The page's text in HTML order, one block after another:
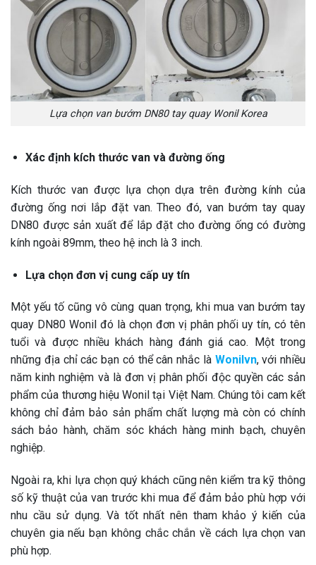
Lựa chọn van bướm DN80 tay quay Wonil Korea
Xác định kích thước van và đường ống
Kích thước van được lựa chọn dựa trên đường kính của
đường ống nơi lắp đặt van. Theo đó, van bướm tay quay
DN80 được sản xuất để lắp đặt cho đường ống có đường
kính ngoài 89mm, theo hệ inch là 3 inch.
Lựa chọn đơn vị cung cấp uy tín
Một yếu tố cũng vô cùng quan trọng, khi mua van bướm tay
quay DN80 Wonil đó là chọn đơn vị phân phối uy tín, có tên
tuổi và được nhiều khách hàng đánh giá cao. Một trong
những địa chỉ các bạn có thể cân nhắc là Wonilvn, với nhiều
năm kinh nghiệm và là đơn vị phân phối độc quyền các sản
phẩm của thương hiệu Wonil tại Việt Nam. Chúng tôi cam kết
không chỉ đảm bảo sản phẩm chất lượng mà còn có chính
sách bảo hành, chăm sóc khách hàng minh bạch, chuyên
nghiệp.
Ngoài ra, khi lựa chọn quý khách cũng nên kiểm tra kỹ thông
số kỹ thuật của van trước khi mua để đảm bảo phù hợp với
nhu cầu sử dụng. Và tốt nhất nên tham khảo ý kiến của
chuyên gia nếu bạn không chắc chắn về cách lựa chọn van
phù hợp.